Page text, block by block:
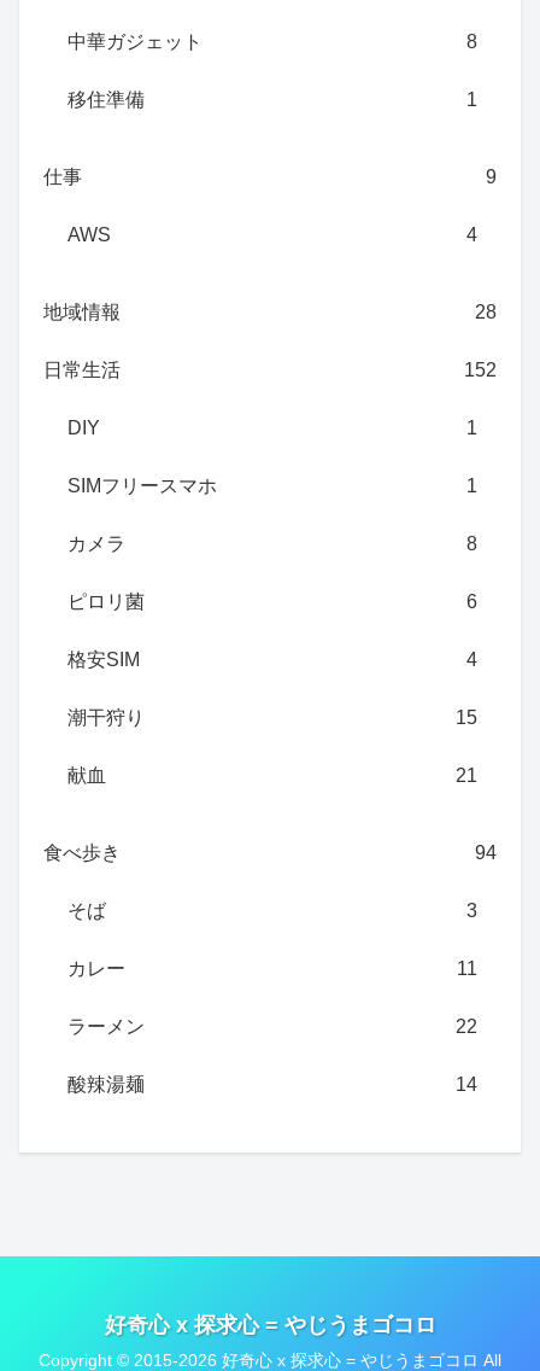
中華ガジェット 8
移住準備 1
仕事 9
AWS 4
地域情報 28
日常生活 152
DIY 1
SIMフリースマホ 1
カメラ 8
ピロリ菌 6
格安SIM 4
潮干狩り 15
献血 21
食べ歩き 94
そば 3
カレー 11
ラーメン 22
酸辣湯麺 14
好奇心 x 探求心 = やじうまゴコロ
Copyright © 2015-2026 好奇心 x 探求心 = やじうまゴコロ All